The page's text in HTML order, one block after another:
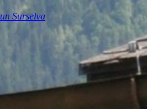
Surselva